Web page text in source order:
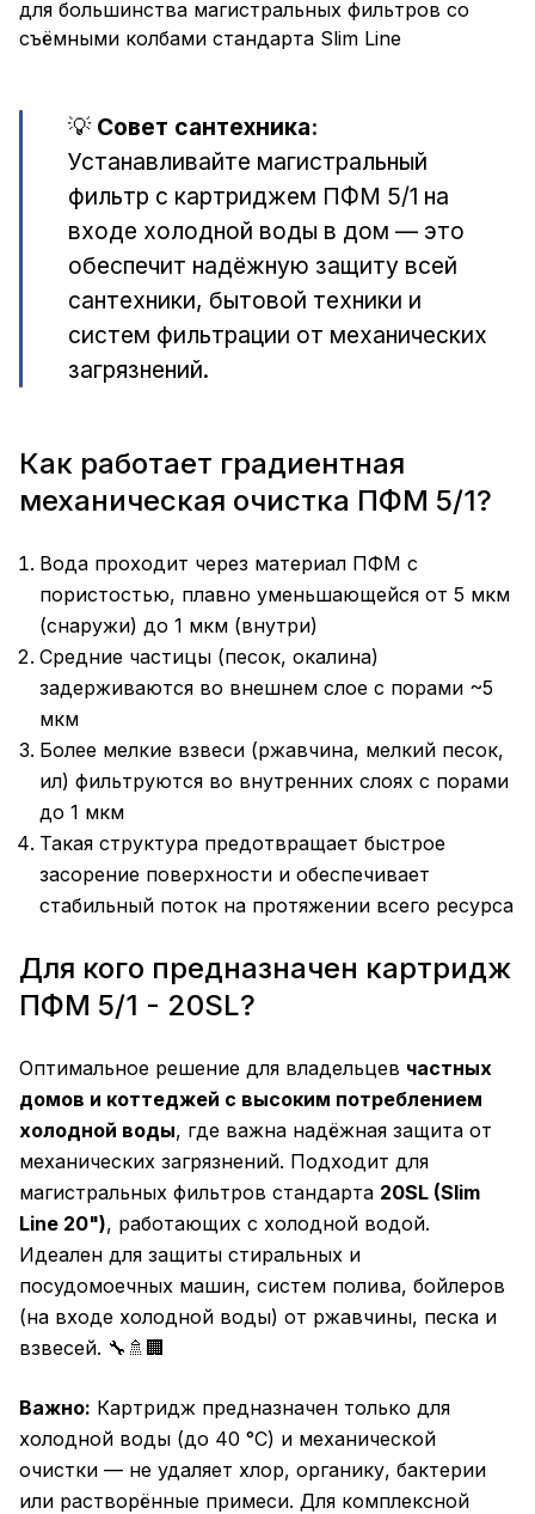
для большинства магистральных фильтров со
съёмными колбами стандарта Slim Line
💡 Совет сантехника:
Устанавливайте магистральный
фильтр с картриджем ПФМ 5/1 на
входе холодной воды в дом — это
обеспечит надёжную защиту всей
сантехники, бытовой техники и
систем фильтрации от механических
загрязнений.
Как работает градиентная
механическая очистка ПФМ 5/1?
Вода проходит через материал ПФМ с
пористостью, плавно уменьшающейся от 5 мкм
(снаружи) до 1 мкм (внутри)
Средние частицы (песок, окалина)
задерживаются во внешнем слое с порами ~5
мкм
Более мелкие взвеси (ржавчина, мелкий песок,
ил) фильтруются во внутренних слоях с порами
до 1 мкм
Такая структура предотвращает быстрое
засорение поверхности и обеспечивает
стабильный поток на протяжении всего ресурса
Для кого предназначен картридж
ПФМ 5/1 - 20SL?
Оптимальное решение для владельцев частных
домов и коттеджей с высоким потреблением
холодной воды, где важна надёжная защита от
механических загрязнений. Подходит для
магистральных фильтров стандарта 20SL (Slim
Line 20"), работающих с холодной водой.
Идеален для защиты стиральных и
посудомоечных машин, систем полива, бойлеров
(на входе холодной воды) от ржавчины, песка и
взвесей. 🔧🚿🏢
Важно: Картридж предназначен только для
холодной воды (до 40 °C) и механической
очистки — не удаляет хлор, органику, бактерии
или растворённые примеси. Для комплексной